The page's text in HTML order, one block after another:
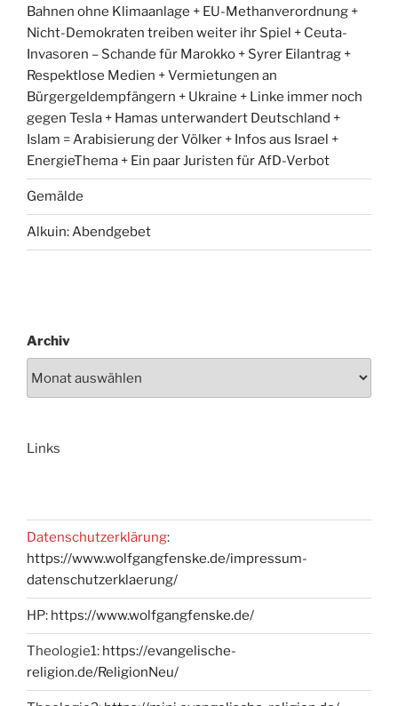
Bahnen ohne Klimaanlage + EU-Methanverordnung +
Nicht-Demokraten treiben weiter ihr Spiel + Ceuta-
Invasoren – Schande für Marokko + Syrer Eilantrag +
Respektlose Medien + Vermietungen an
Bürgergeldempfängern + Ukraine + Linke immer noch
gegen Tesla + Hamas unterwandert Deutschland +
Islam = Arabisierung der Völker + Infos aus Israel +
EnergieThema + Ein paar Juristen für AfD-Verbot
Gemälde
Alkuin: Abendgebet
Archiv
Links
Datenschutzerklärung:
https://www.wolfgangfenske.de/impressum-
datenschutzerklaerung/
HP: https://www.wolfgangfenske.de/
Theologie1: https://evangelische-
religion.de/ReligionNeu/